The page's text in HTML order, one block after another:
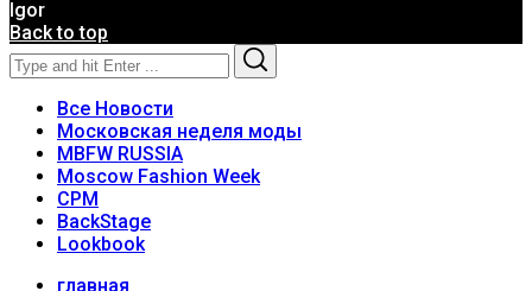
Igor
Back to top
Search
for:
Все Новости
Московская неделя моды
MBFW RUSSIA
Moscow Fashion Week
CPM
BackStage
Lookbook
главная